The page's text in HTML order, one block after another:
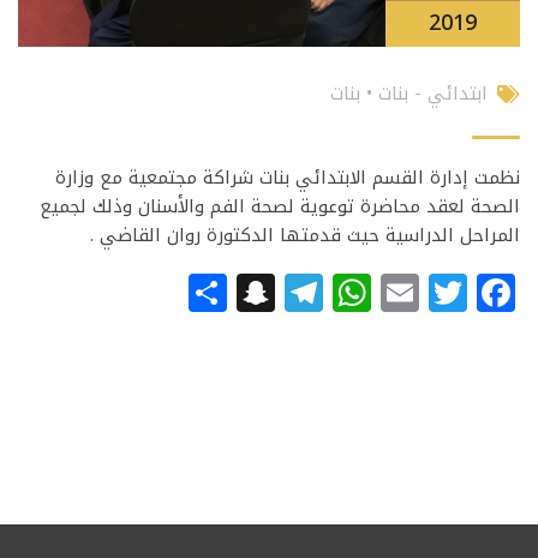
2019
ابتدائي - بنات • بنات
نظمت إدارة القسم الابتدائي بنات شراكة مجتمعية مع وزارة
الصحة لعقد محاضرة توعوية لصحة الفم والأسنان وذلك لجميع
المراحل الدراسية حيث قدمتها الدكتورة روان القاضي .
Facebook
Twitter
Email
WhatsApp
Telegram
Snapchat